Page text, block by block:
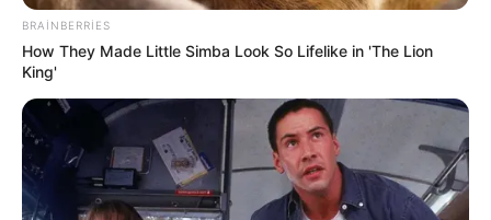
Üç uşaq anası estetik əməliyyatdan sonra
vəfat etdi - FOTO
109 0
BRAINBERRIES
How They Made Little Simba Look So Lifelike in 'The Lion
King'